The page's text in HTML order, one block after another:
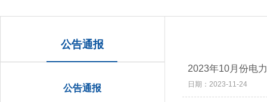
公告通报
公告通报
2023年10月份电
日期：2023-11-24